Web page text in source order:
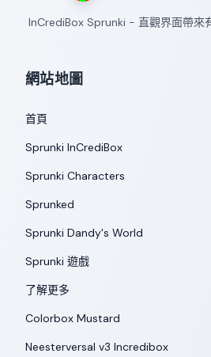
InCrediBox Sprunki - 直觀界面帶來
網站地圖
首頁
Sprunki InCrediBox
Sprunki Characters
Sprunked
Sprunki Dandy's World
Sprunki 遊戲
了解更多
Colorbox Mustard
Neesterversal v3 Incredibox